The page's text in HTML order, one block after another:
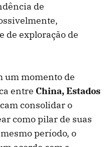
de
de exploração de
um momento de
entre China, Estados
consolidar o
como pilar de suas
período, o